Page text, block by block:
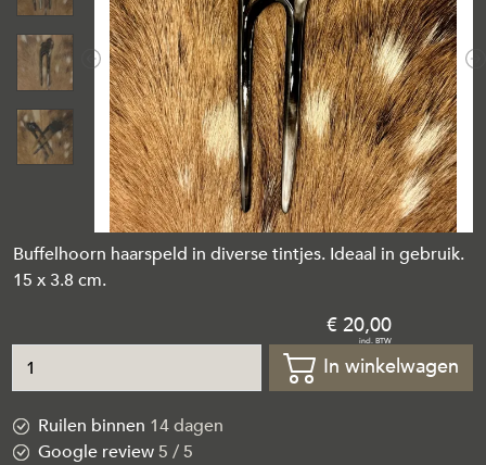
Previous
Buffelhoorn haarspeld in diverse tintjes. Ideaal in gebruik.
15 x 3.8 cm.
20,00
In winkelwagen
Ruilen binnen 14 dagen
Google review5 / 5